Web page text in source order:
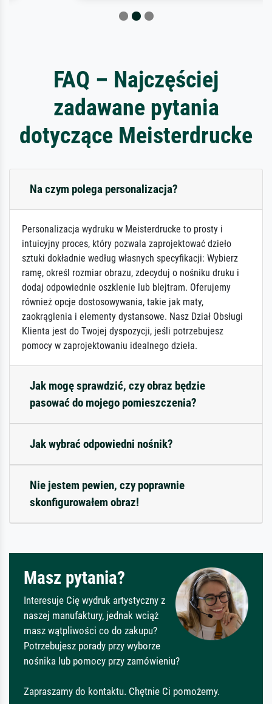
FAQ – Najczęściej
zadawane pytania
dotyczące Meisterdrucke
Na czym polega personalizacja?
Personalizacja wydruku w Meisterdrucke to prosty i
intuicyjny proces, który pozwala zaprojektować dzieło
sztuki dokładnie według własnych specyfikacji: Wybierz
ramę, określ rozmiar obrazu, zdecyduj o nośniku druku i
dodaj odpowiednie oszklenie lub blejtram. Oferujemy
również opcje dostosowywania, takie jak maty,
zaokrąglenia i elementy dystansowe. Nasz Dział Obsługi
Klienta jest do Twojej dyspozycji, jeśli potrzebujesz
pomocy w zaprojektowaniu idealnego dzieła.
Jak mogę sprawdzić, czy obraz będzie
pasować do mojego pomieszczenia?
Jak wybrać odpowiedni nośnik?
Nie jestem pewien, czy poprawnie
skonfigurowałem obraz!
Masz pytania?
Interesuje Cię wydruk artystyczny z
naszej manufaktury, jednak wciąż
masz wątpliwości co do zakupu?
Potrzebujesz porady przy wyborze
nośnika lub pomocy przy zamówieniu?
Zapraszamy do kontaktu. Chętnie Ci pomożemy.